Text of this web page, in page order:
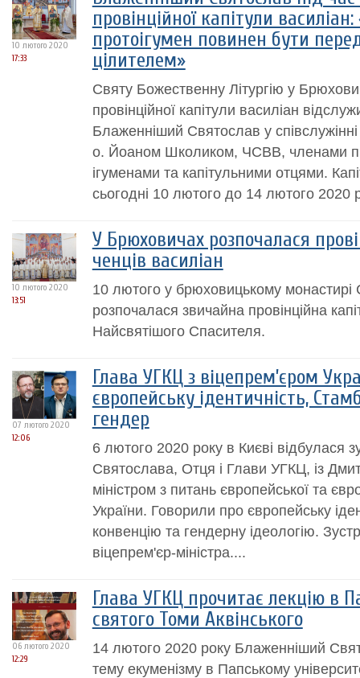
10 лютого 2020
17:33
провінційної капітули
протоігумен повинен бути
цілителем»
Святу Божественну Літургію у
провінційної капітули василіан
Блаженніший Святослав у співслужінні
о. Йоаном Школиком, ЧСВВ, членами
ігуменами та капітульними отцями.
сьогодні 10 лютого до 14 лютого 2020
10 лютого 2020
13:51
У Брюховичах розпочалася
ченців василіан
10 лютого у брюховицькому
розпочалася звичайна провінційна
Найсвятішого Спасителя.
07 лютого 2020
12:06
Глава УГКЦ з віцепрем’єром
європейську ідентичність,
гендер
6 лютого 2020 року в Києві відбулася
Святослава, Отця і Глави УГКЦ, із
міністром з питань європейської та
України. Говорили про європейську
конвенцію та гендерну ідеологію.
віцепрем'єр-міністра....
06 лютого 2020
12:29
Глава УГКЦ прочитає лекцію в
святого Томи Аквінського
14 лютого 2020 року Блаженніший
тему екуменізму в Папському